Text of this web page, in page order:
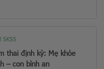
SKSS
thai định kỳ: Mẹ khỏe
– con bình an